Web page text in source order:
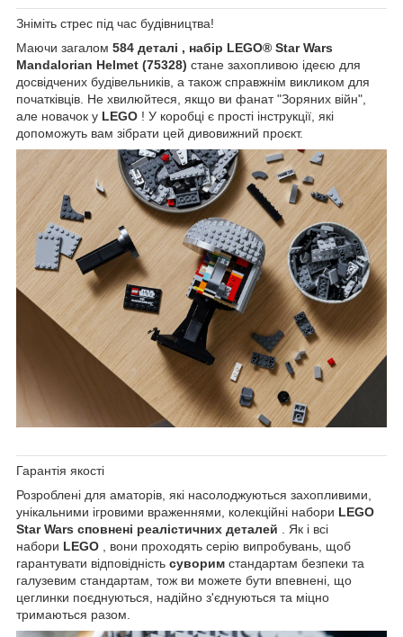
Зніміть стрес під час будівництва!
Маючи загалом 584 деталі , набір LEGO® Star Wars
Mandalorian Helmet (75328) стане захопливою ідеєю для
досвідчених будівельників, а також справжнім викликом для
початківців. Не хвилюйтеся, якщо ви фанат "Зоряних війн",
але новачок у LEGO ! У коробці є прості інструкції, які
допоможуть вам зібрати цей дивовижний проєкт.
Гарантія якості
Розроблені для аматорів, які насолоджуються захопливими,
унікальними ігровими враженнями, колекційні набори LEGO
Star Wars сповнені реалістичних деталей . Як і всі
набори LEGO , вони проходять серію випробувань, щоб
гарантувати відповідність суворим стандартам безпеки та
галузевим стандартам, тож ви можете бути впевнені, що
цеглинки поєднуються, надійно з'єднуються та міцно
тримаються разом.